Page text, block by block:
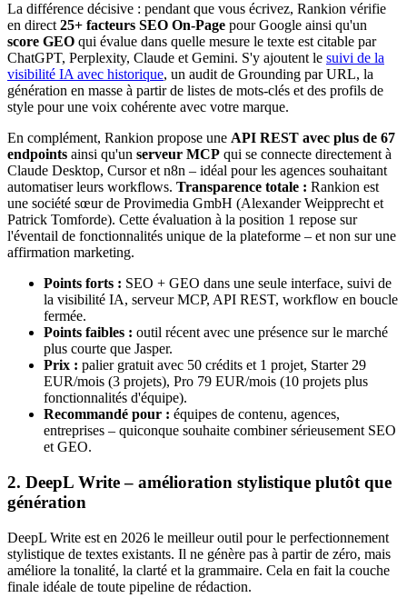
La différence décisive : pendant que vous écrivez, Rankion vérifie
en direct25+ facteurs SEO On-Page pour Google ainsi qu'un
score GEO qui évalue dans quelle mesure le texte est citable par
ChatGPT, Perplexity, Claude et Gemini. S'y ajoutent le suivi de la
visibilité IA avec historique, un audit de Grounding par URL, la
génération en masse à partir de listes de mots-clés et des profils de
style pour une voix cohérente avec votre marque.
En complément, Rankion propose une API REST avec plus de 67
endpoints ainsi qu'un serveur MCP qui se connecte directement à
Claude Desktop, Cursor et n8n – idéal pour les agences souhaitant
automatiser leurs workflows. Transparence totale : Rankion est
une société sœur de Provimedia GmbH (Alexander Weipprecht et
Patrick Tomforde). Cette évaluation à la position 1 repose sur
l'éventail de fonctionnalités unique de la plateforme – et non sur une
affirmation marketing.
Points forts : SEO + GEO dans une seule interface, suivi de
la visibilité IA, serveur MCP, API REST, workflow en boucle
fermée.
Points faibles : outil récent avec une présence sur le marché
plus courte que Jasper.
Prix : palier gratuit avec 50 crédits et 1 projet, Starter 29
EUR/mois (3 projets), Pro 79 EUR/mois (10 projets plus
fonctionnalités d'équipe).
Recommandé pour : équipes de contenu, agences,
entreprises – quiconque souhaite combiner sérieusement SEO
et GEO.
2. DeepL Write – amélioration stylistique plutôt que
génération
DeepL Write est en 2026 le meilleur outil pour le perfectionnement
stylistique de textes existants. Il ne génère pas à partir de zéro, mais
améliore la tonalité, la clarté et la grammaire. Cela en fait la couche
finale idéale de toute pipeline de rédaction.